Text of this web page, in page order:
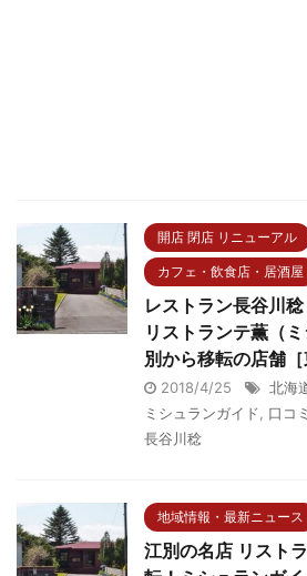
開店 閉店 リニューアル
カフェ・飲食店・居酒屋
レストラン長谷川
リストランテ薫（
別から移転の店舗［
2018/4/25 北海
ミシュランガイド, 口コミ
長谷川稔
地域情報・最新ニュース
江別の名店 リスト